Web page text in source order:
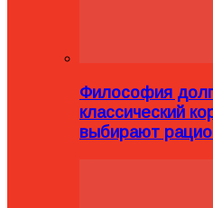
Философия
классический
выбирают